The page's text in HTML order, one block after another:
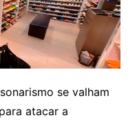
se valham
atacar a